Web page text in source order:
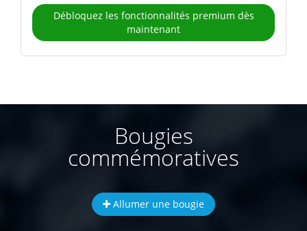
Débloquez les fonctionnalités premium dès
maintenant
Bougies
commémoratives
Allumer une bougie